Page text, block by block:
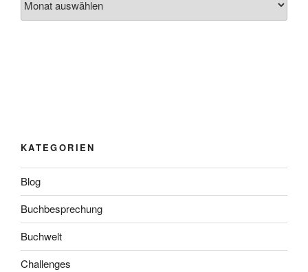
KATEGORIEN
Blog
Buchbesprechung
Buchwelt
Challenges